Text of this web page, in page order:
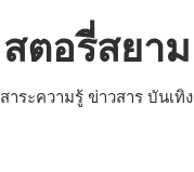
สตอรี่สยาม
สาระความรู้ ข่าวสาร บันเทิง